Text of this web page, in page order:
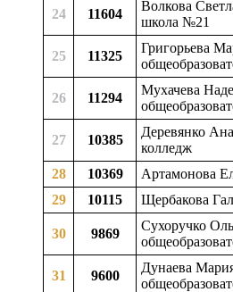
24 11604
Волкова
школа №21
25 11325
Григорьева
26 11294
Мухачева
27 10385
Деревянко
колледж
28
10369
Артамонова
29
10115 Щербакова
30 9869
Сухоручко
31 9600
Дунаева